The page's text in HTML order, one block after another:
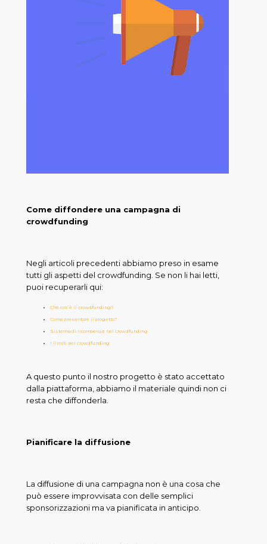
Come diffondere una campagna di
crowdfunding
Negli articoli precedenti abbiamo preso in esame
tutti gli aspetti del crowdfunding. Se non li hai letti,
puoi recuperarli qui:
Che cos’è il crowdfunding?
Come presentare il progetto?
Sistema di ricompense nel crowdfunding
I limiti del crowdfunding
A questo punto il nostro progetto è stato accettato
dalla piattaforma, abbiamo il materiale quindi non ci
resta che diffonderla.
Pianificare la diffusione
La diffusione di una campagna non è una cosa che
può essere improvvisata con delle semplici
sponsorizzazioni ma va pianificata in anticipo.